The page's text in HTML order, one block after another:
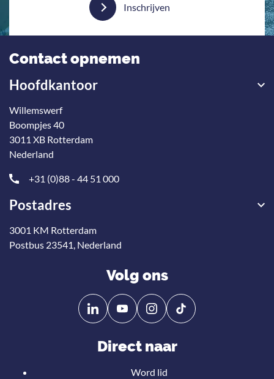
Inschrijven
Contact opnemen
Hoofdkantoor
Willemswerf
Boompjes 40
3011 XB Rotterdam
Nederland
+31 (0)88 - 44 51 000
Postadres
3001 KM Rotterdam
Postbus 23541, Nederland
Volg ons
Volg
ons
Linkedin
Volg
ons
YouTube
Direct naar
Word lid